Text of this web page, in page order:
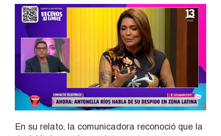
En su relato, la comunicadora reconoció que la